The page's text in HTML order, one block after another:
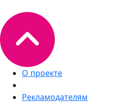
О проекте
Рекламодателям